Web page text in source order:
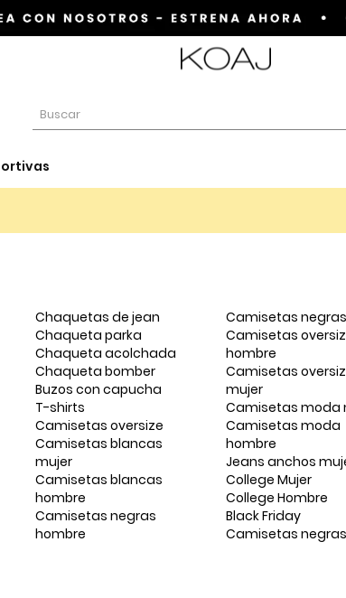
Chaquetas de jean
Chaqueta parka
Chaqueta acolchada
Chaqueta bomber
Buzos con capucha
T-shirts
Camisetas oversize
Camisetas blancas
mujer
Camisetas blancas
hombre
Camisetas negras
hombre
Camisetas
Camisetas
hombre
Camisetas
mujer
Camisetas moda
Camisetas moda
hombre
Jeans anchos
College Mujer
College Hombre
Black Friday
Camisetas